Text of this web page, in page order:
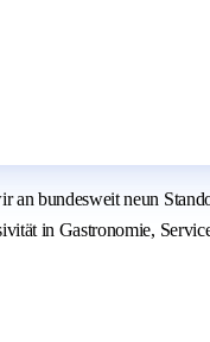
bundesweit neun
in Gastronomie,